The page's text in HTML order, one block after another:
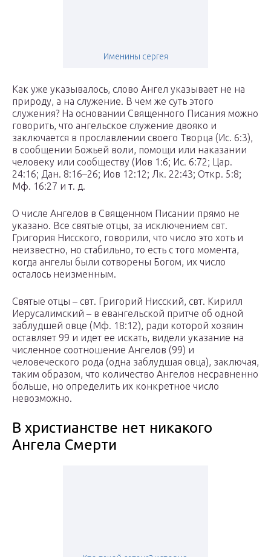
Именины сергея
Как уже указывалось, слово Ангел указывает не на
природу, а на служение. В чем же суть этого
служения? На основании Священного Писания можно
говорить, что ангельское служение двояко и
заключается в прославлении своего Творца (Ис. 6:3),
в сообщении Божьей воли, помощи или наказании
человеку или сообществу (Иов 1:6; Ис. 6:72; Цар.
24:16; Дан. 8:16–26; Иов 12:12; Лк. 22:43; Откр. 5:8;
Мф. 16:27 и т. д.
О числе Ангелов в Священном Писании прямо не
указано. Все святые отцы, за исключением свт.
Григория Нисского, говорили, что число это хоть и
неизвестно, но стабильно, то есть с того момента,
когда ангелы были сотворены Богом, их число
осталось неизменным.
Святые отцы – свт. Григорий Нисский, свт. Кирилл
Иерусалимский – в евангельской притче об одной
заблудшей овце (Мф. 18:12), ради которой хозяин
оставляет 99 и идет ее искать, видели указание на
численное соотношение Ангелов (99) и
человеческого рода (одна заблудшая овца), заключая,
таким образом, что количество Ангелов несравненно
больше, но определить их конкретное число
невозможно.
В христианстве нет никакого
Ангела Смерти